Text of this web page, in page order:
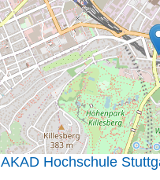
AKAD Hochschule